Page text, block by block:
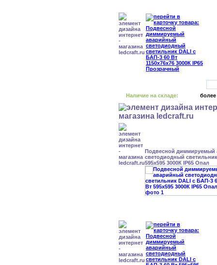
Наличие на складе: более
Подвесной диммируемый
светодиодный
595x595 3000К IP65 Опал